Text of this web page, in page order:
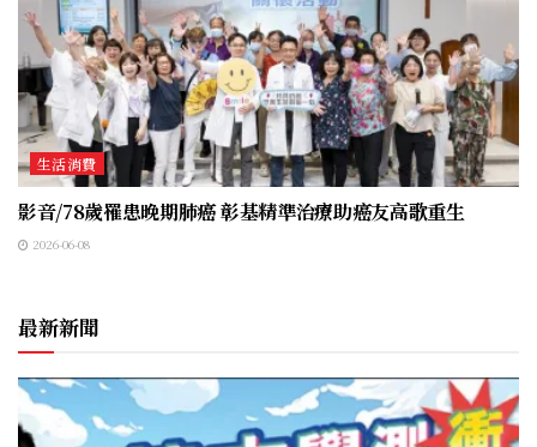
生活消費
影音/78歲罹患晚期肺癌 彰基精準治療助癌友高歌重生
2026-06-08
最新新聞